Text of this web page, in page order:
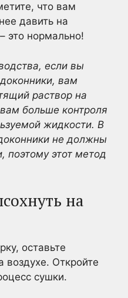
что вам
давить на
это нормально!
если вы
вам
раствор на
больше контроля
жидкости. В
не должны
этот метод
на
оставьте
воздухе. Откройте
сушки.